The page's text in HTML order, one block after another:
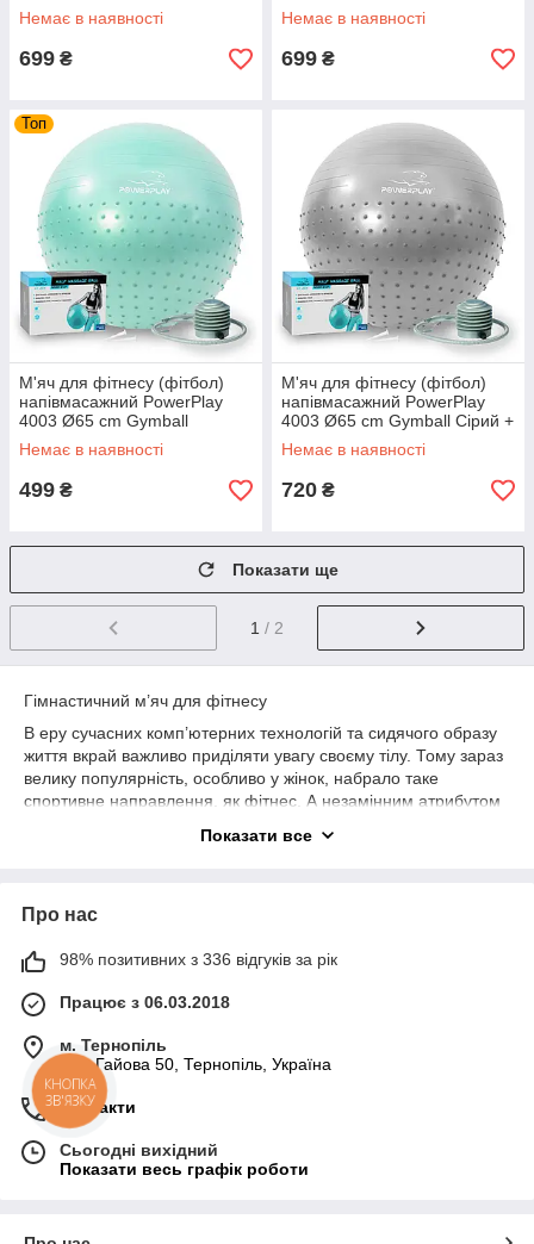
Немає в наявності
699 ₴
Немає в наявності
699 ₴
Топ
М'яч для фітнесу (фітбол)
напівмасажний PowerPlay
4003 Ø65 cm Gymball
Зелений + помпа
Немає в наявності
499 ₴
М'яч для фітнесу (фітбол)
напівмасажний PowerPlay
4003 Ø65 cm Gymball Сірий +
помпа
Немає в наявності
720 ₴
Показати ще
1 / 2
Гімнастичний м’яч для фітнесу
В еру сучасних комп’ютерних технологій та сидячого образу
життя вкрай важливо приділяти увагу своєму тілу. Тому зараз
велику популярність, особливо у жінок, набрало таке
спортивне направлення, як фітнес. А незамінним атрибутом
гімнастики – різновид надувного м’яча, який
використання.
фітбол. Його використовують як в медицині, так і для
оздоровлення. В медицині гімнастичні м’ячі застосовують для
лікування захворювань хребта, суглобів, для відновлення
роботи вестибулярного апарату людини.
В цілях оздоровленняфітболвикористовують значно
ширше:
Схуднення.
прекрасна половина людства. В даному випадку
гімнастичний м’яч є ідеальним варіантом, адже з його
Показати все
Про нас
98% позитивних з 336 відгуків за рік
Працює з 06.03.2018
м. Тернопіль
вул. Гайова 50, Тернопіль, Україна
Контакти
Сьогодні вихідний
Показати весь графік роботи
КНОПКА
ЗВ'ЯЗКУ